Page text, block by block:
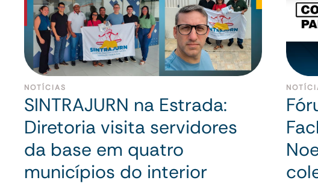
NOTÍCIAS
SINTRAJURN na Estrada:
Diretoria visita servidores
da base em quatro
municípios do interior